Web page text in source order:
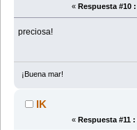
« Respuesta #10 :
preciosa!
¡Buena mar!
IK
« Respuesta #11 :